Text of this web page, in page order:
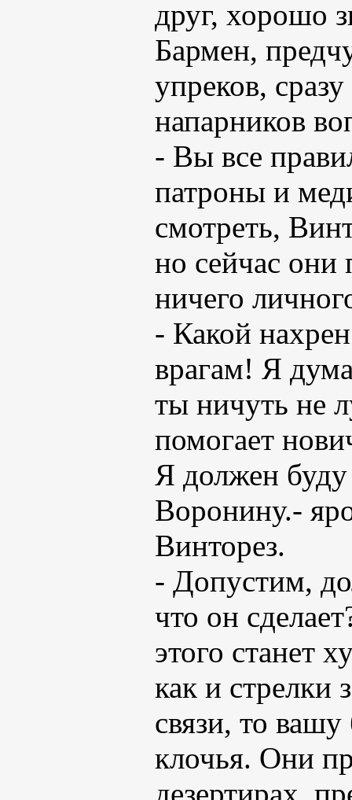
друг, хорошо
Бармен,
упреков,
напарников
- Вы все
патроны и
смотреть,
но сейчас они
ничего
- Какой
врагам! Я
ты ничуть не
помогает
Я должен буду
Воронину.-
Винторез.
- Допустим,
что он
этого станет
как и стрелки
связи, то
клочья. Они